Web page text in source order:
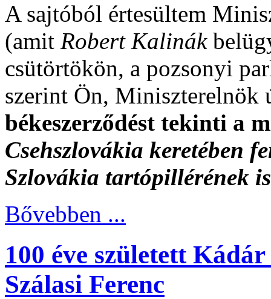
A sajtóból értesültem
(amit Robert Kalinák
csütörtökön, a pozsonyi
szerint Ön, Miniszterelnök
békeszerződést tekinti a
Csehszlovákia keretében
Szlovákia tartópillérének
Bővebben ...
100 éve született
Szálasi Ferenc